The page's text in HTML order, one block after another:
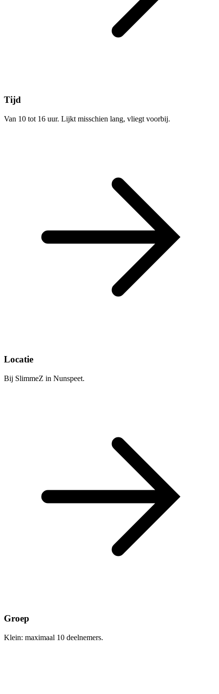
Tijd
Van 10 tot 16 uur. Lijkt misschien lang, vliegt voorbij.
Locatie
Bij SlimmeZ in Nunspeet.
Groep
Klein: maximaal 10 deelnemers.